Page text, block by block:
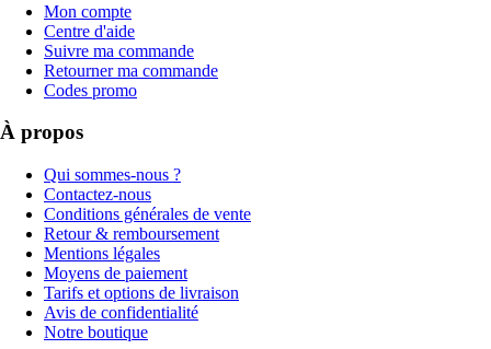
Mon compte
Centre d'aide
Suivre ma commande
Retourner ma commande
Codes promo
À propos
Qui sommes-nous ?
Contactez-nous
Conditions générales de vente
Retour & remboursement
Mentions légales
Moyens de paiement
Tarifs et options de livraison
Avis de confidentialité
Notre boutique